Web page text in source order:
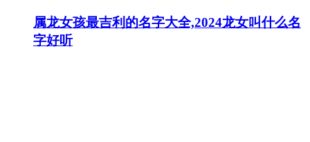
属龙女孩最吉利的名字大全,2024龙女叫什么名
字好听